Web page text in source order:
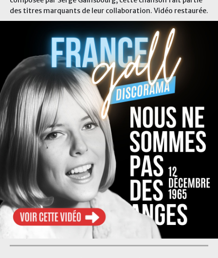
des titres marquants de leur collaboration. Vidéo restaurée.